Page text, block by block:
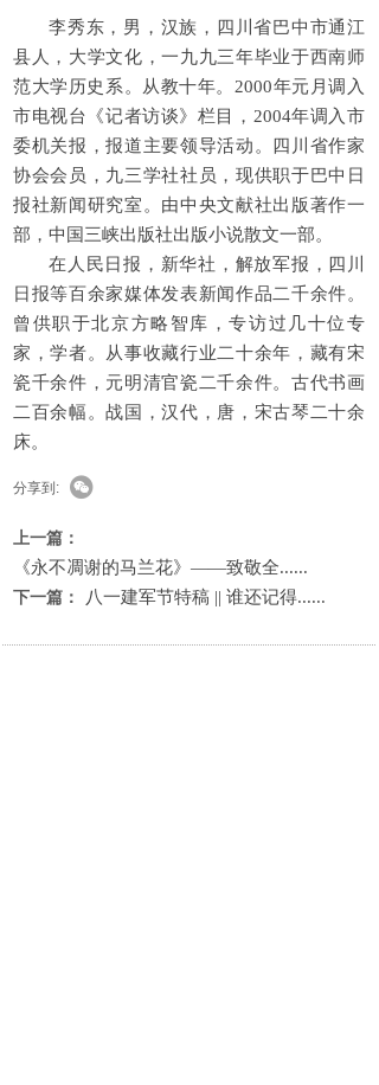
李秀东，男，汉族，四川省巴中市通江
县人，大学文化，一九九三年毕业于西南师
范大学历史系。从教十年。2000年元月调入
市电视台《记者访谈》栏目，2004年调入市
委机关报，报道主要领导活动。四川省作家
协会会员，九三学社社员，现供职于巴中日
报社新闻研究室。由中央文献社出版著作一
部，中国三峡出版社出版小说散文一部。
在人民日报，新华社，解放军报，四川
日报等百余家媒体发表新闻作品二千余件。
曾供职于北京方略智库，专访过几十位专
家，学者。从事收藏行业二十余年，藏有宋
瓷千余件，元明清官瓷二千余件。古代书画
二百余幅。战国，汉代，唐，宋古琴二十余
床。
分享到:
上一篇：
《永不凋谢的马兰花》——致敬全......
下一篇： 八一建军节特稿 || 谁还记得......